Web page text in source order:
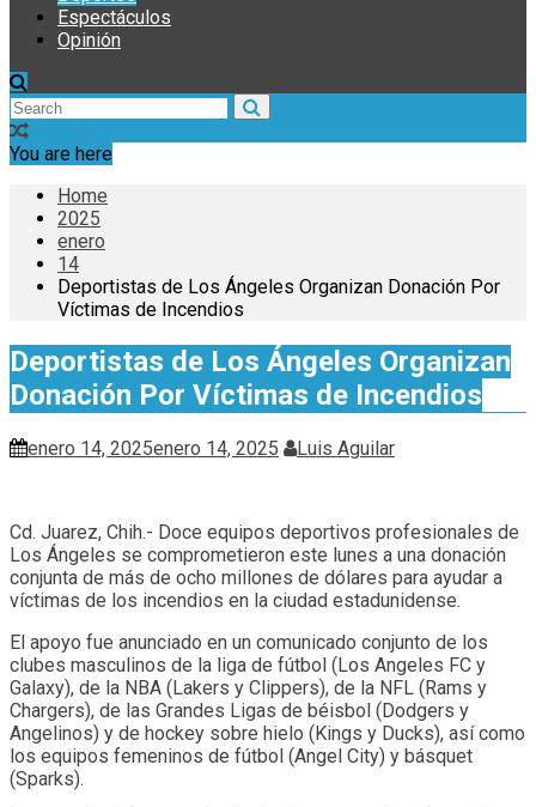
Espectáculos
Opinión
You are here
Home
2025
enero
14
Deportistas de Los Ángeles Organizan Donación Por
Víctimas de Incendios
Deportistas de Los Ángeles Organizan
Donación Por Víctimas de Incendios
enero 14, 2025enero 14, 2025 Luis Aguilar
Cd. Juarez, Chih.- Doce equipos deportivos profesionales de
Los Ángeles se comprometieron este lunes a una donación
conjunta de más de ocho millones de dólares para ayudar a
víctimas de los incendios en la ciudad estadunidense.
El apoyo fue anunciado en un comunicado conjunto de los
clubes masculinos de la liga de fútbol (Los Angeles FC y
Galaxy), de la NBA (Lakers y Clippers), de la NFL (Rams y
Chargers), de las Grandes Ligas de béisbol (Dodgers y
Angelinos) y de hockey sobre hielo (Kings y Ducks), así como
los equipos femeninos de fútbol (Angel City) y básquet
(Sparks).